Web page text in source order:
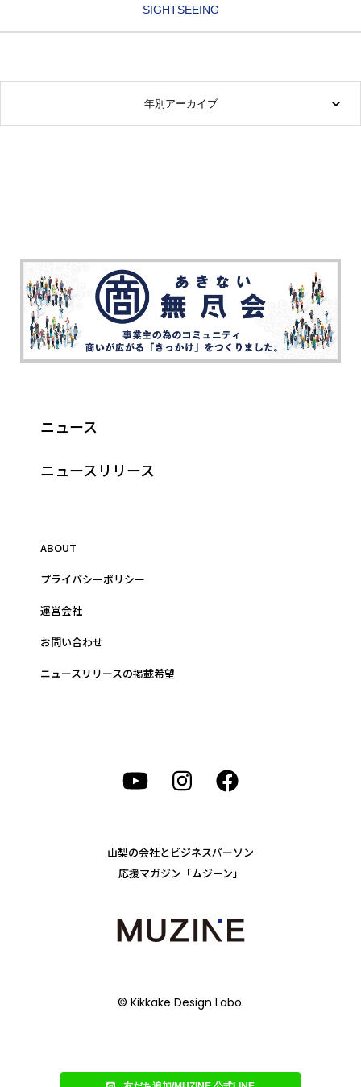
SIGHTSEEING
年別アーカイブ
ニュース
ニュースリリース
ABOUT
プライバシーポリシー
運営会社
お問い合わせ
ニュースリリースの掲載希望
山梨の会社とビジネスパーソン
応援マガジン「ムジーン」
© Kikkake Design Labo.